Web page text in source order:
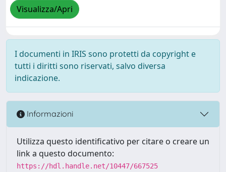
Visualizza/Apri
I documenti in IRIS sono protetti da copyright e
tutti i diritti sono riservati, salvo diversa
indicazione.
Informazioni
Utilizza questo identificativo per citare o creare un
link a questo documento:
https://hdl.handle.net/10447/667525